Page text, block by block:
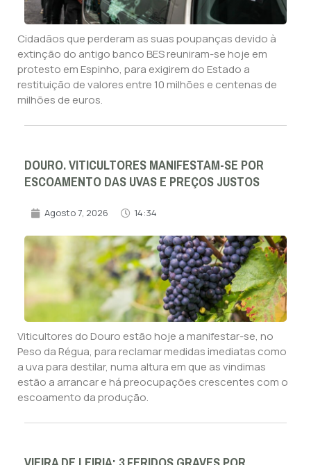
Cidadãos que perderam as suas poupanças devido à
extinção do antigo banco BES reuniram-se hoje em
protesto em Espinho, para exigirem do Estado a
restituição de valores entre 10 milhões e centenas de
milhões de euros.
DOURO. VITICULTORES MANIFESTAM-SE POR
ESCOAMENTO DAS UVAS E PREÇOS JUSTOS
Agosto 7, 2026 14:34
Viticultores do Douro estão hoje a manifestar-se, no
Peso da Régua, para reclamar medidas imediatas como
a uva para destilar, numa altura em que as vindimas
estão a arrancar e há preocupações crescentes com o
escoamento da produção.